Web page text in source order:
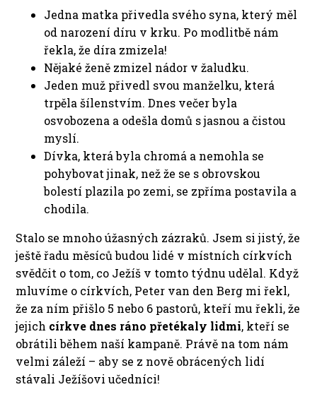
Jedna matka přivedla svého syna, který měl
od narození díru v krku. Po modlitbě nám
řekla, že díra zmizela!
Nějaké ženě zmizel nádor v žaludku.
Jeden muž přivedl svou manželku, která
trpěla šílenstvím. Dnes večer byla
osvobozena a odešla domů s jasnou a čistou
myslí.
Dívka, která byla chromá a nemohla se
pohybovat jinak, než že se s obrovskou
bolestí plazila po zemi, se zpříma postavila a
chodila.
Stalo se mnoho úžasných zázraků. Jsem si jistý, že
ještě řadu měsíců budou lidé v místních církvích
svědčit o tom, co Ježíš v tomto týdnu udělal. Když
mluvíme o církvích, Peter van den Berg mi řekl,
že za ním přišlo 5 nebo 6 pastorů, kteří mu řekli, že
jejich církve dnes ráno přetékaly lidmi, kteří se
obrátili během naší kampaně. Právě na tom nám
velmi záleží – aby se z nově obrácených lidí
stávali Ježíšovi učedníci!